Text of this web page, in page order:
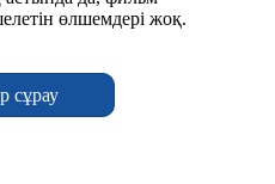
өлшемдері жоқ.
сұрау